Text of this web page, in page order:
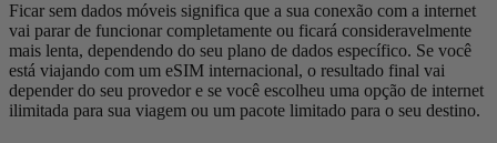
Ficar sem dados móveis significa que a sua conexão com a internet
vai parar de funcionar completamente ou ficará consideravelmente
mais lenta, dependendo do seu plano de dados específico. Se você
está viajando com um eSIM internacional, o resultado final vai
depender do seu provedor e se você escolheu uma opção de internet
ilimitada para sua viagem ou um pacote limitado para o seu destino.